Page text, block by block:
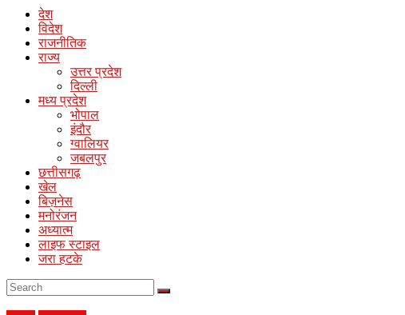
Balaji
News
Online
Portal
देश
विदेश
राजनीतिक
राज्य
उत्तर प्रदेश
दिल्ली
मध्य प्रदेश
भोपाल
इंदौर
ग्वालियर
जबलपुर
छत्तीसगढ़
खेल
बिज़नेस
मनोरंजन
अध्यात्म
लाइफ स्टाइल
जरा हटके